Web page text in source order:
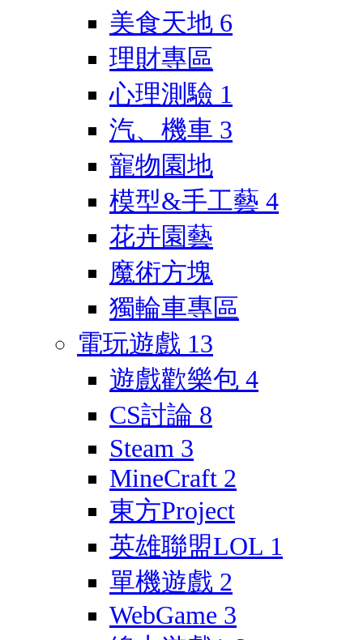
美食天地 6
理財專區
心理測驗 1
汽、機車 3
寵物園地
模型&手工藝 4
花卉園藝
魔術方塊
獨輪車專區
電玩遊戲 13
遊戲歡樂包 4
CS討論 8
Steam 3
MineCraft 2
東方Project
英雄聯盟LOL 1
單機遊戲 2
WebGame 3